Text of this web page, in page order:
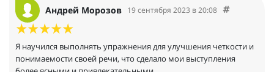
Андрей Морозов 19 сентября 2023 в 20:08
Я научился выполнять упражнения для улучшения четкости и
понимаемости своей речи, что сделало мои выступления